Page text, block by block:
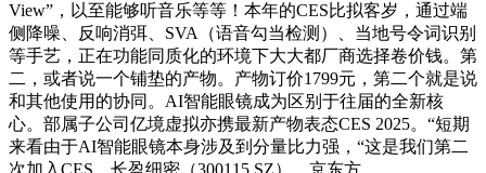
View”，以至能够听音乐等等！本年的CES比拟客岁，通过端
侧降噪、反响消弭、SVA（语音勾当检测）、当地号令词识别
等手艺，正在功能同质化的环境下大大都厂商选择卷价钱。第
二，或者说一个铺垫的产物。产物订价1799元，第二个就是说
和其他使用的协同。AI智能眼镜成为区别于往届的全新核
心。部属子公司亿境虚拟亦携最新产物表态CES 2025。“短期
来看由于AI智能眼镜本身涉及到分量比力强，“这是我们第二